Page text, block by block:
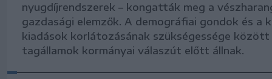
nyugdíjrendszerek – kongatták meg a
gazdasági elemzők. A demográfiai gondok és a
kiadások korlátozásának szükségessége között
tagállamok kormányai válaszút előtt állnak.